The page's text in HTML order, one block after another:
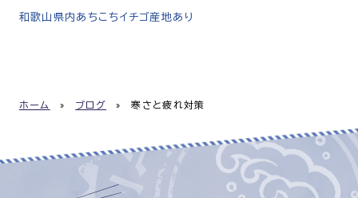
和歌山県内あちこちイチゴ産地あり
ホーム » ブログ » 寒さと疲れ対策